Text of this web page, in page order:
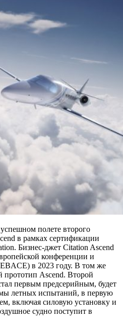
полете второго
в рамках сертификации
Бизнес-джет Citation Ascend
конференции и
в 2023 году. В том же
прототип Ascend. Второй
первым предсерийным, будет
летных испытаний, в первую
включая силовую установку и
судно поступит в